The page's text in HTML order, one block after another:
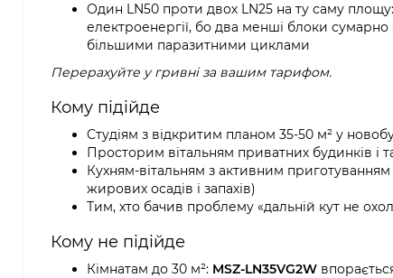
Один LN50 проти двох LN25 на ту саму
електроенергії, бо два менші блоки
більшими паразитними циклами
Перерахуйте у гривні за вашим тарифом.
Кому підійде
Студіям з відкритим планом 35-50 м² у
Просторим вітальням приватних будинків і
Кухням-вітальням з активним
жирових осадів і запахів)
Тим, хто бачив проблему «дальній кут не
Кому не підійде
Кімнатам до 30 м²: MSZ-LN35VG2W